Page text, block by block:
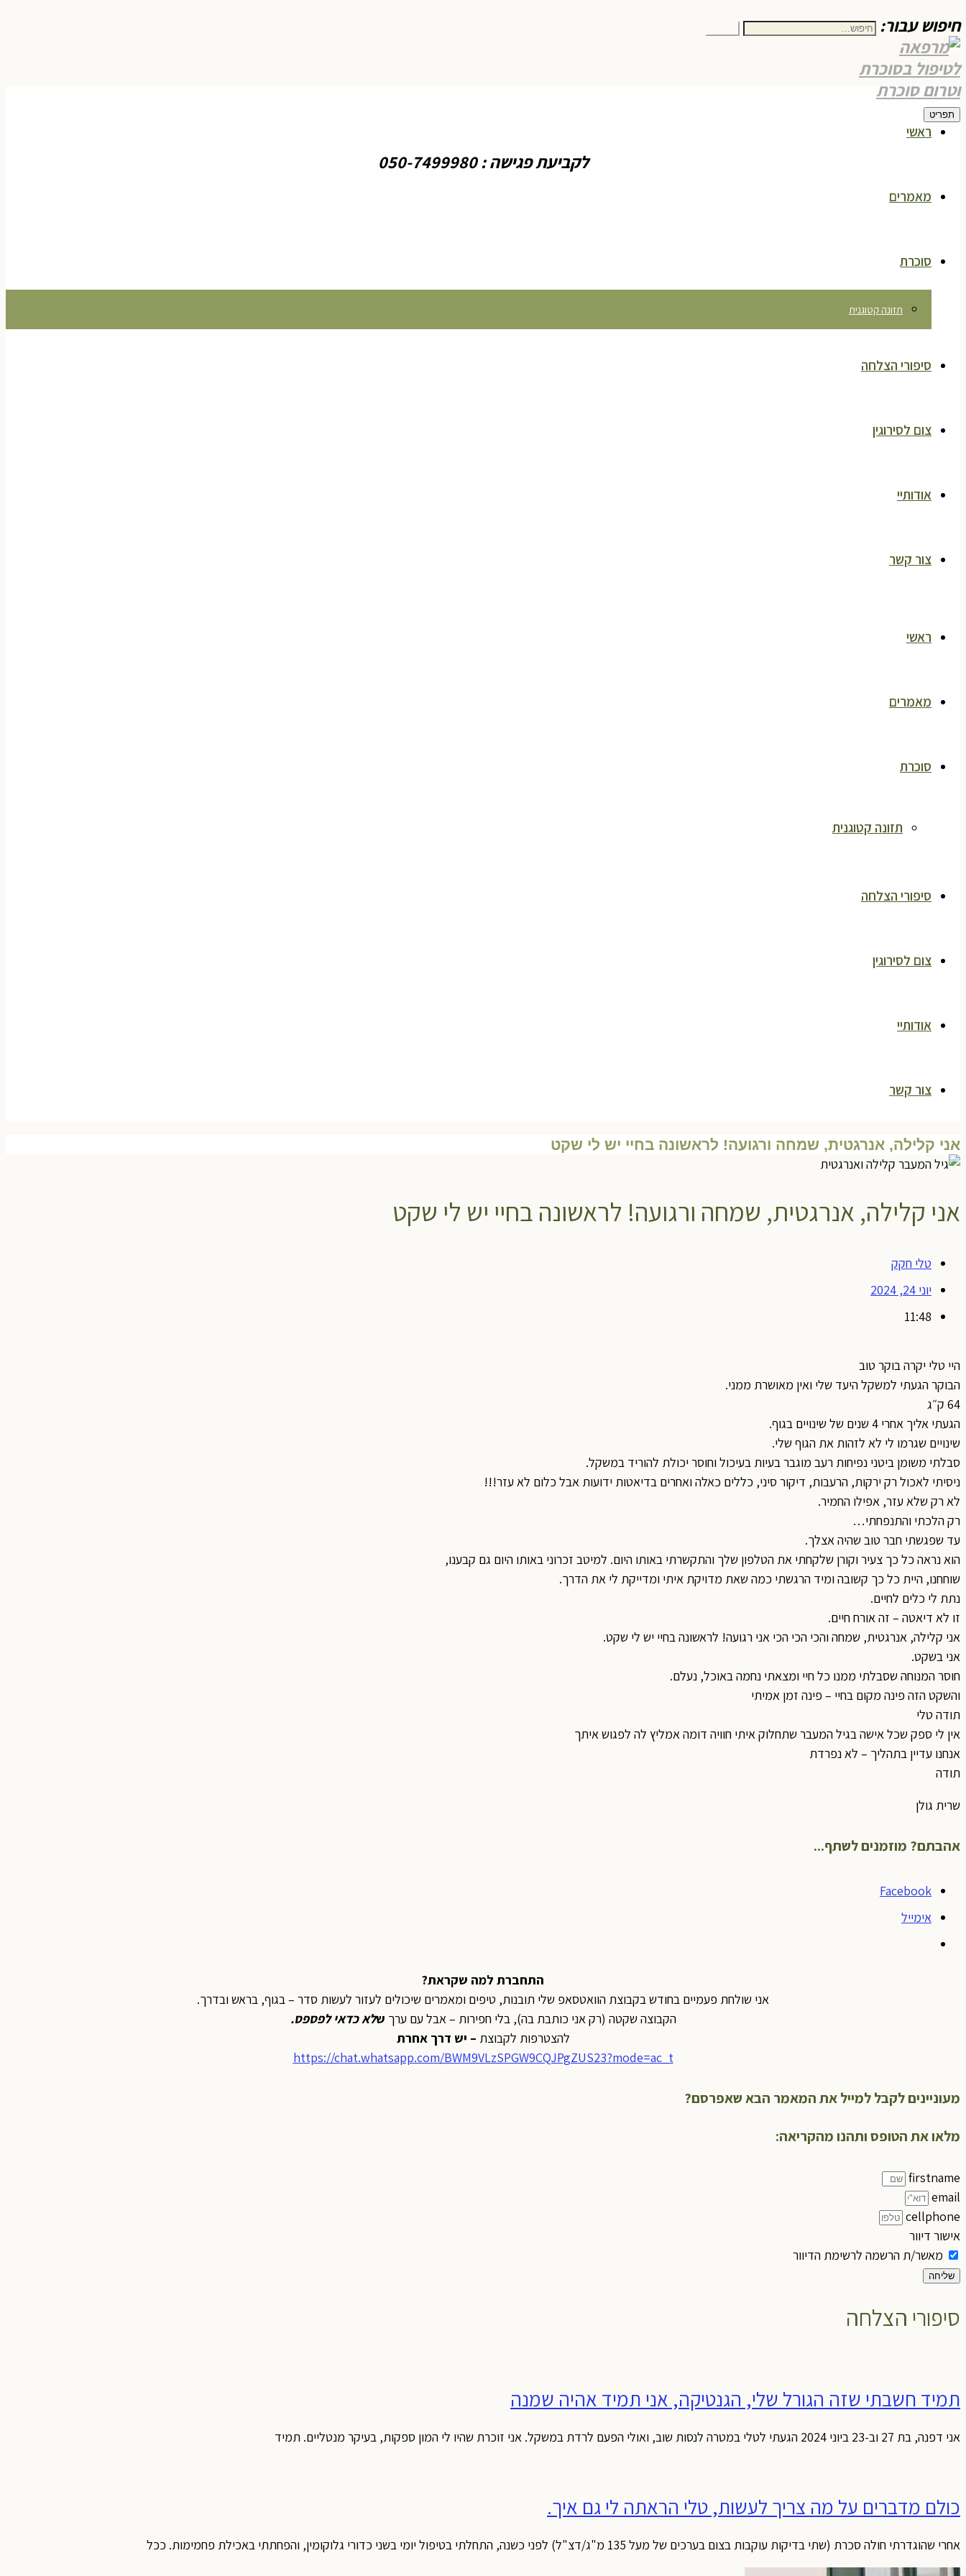
חיפוש עבור:
תפריט
לקביעת פגישה : 050-7499980
ראשי
מאמרים
סוכרת
תזונה קטוגנית
סיפורי הצלחה
צום לסירוגין
אודותיי
צור קשר
ראשי
מאמרים
סוכרת
תזונה קטוגנית
סיפורי הצלחה
צום לסירוגין
אודותיי
צור קשר
אני קלילה, אנרגטית, שמחה ורגועה! לראשונה בחיי יש לי שקט
אני קלילה, אנרגטית, שמחה ורגועה! לראשונה בחיי יש לי שקט
טלי חקק
יוני 24, 2024
11:48
היי טלי יקרה בוקר טוב
הבוקר הגעתי למשקל היעד שלי ואין מאושרת ממני.
64 ק״ג
הגעתי אליך אחרי 4 שנים של שינויים בגוף.
שינויים שגרמו לי לא לזהות את הגוף שלי.
סבלתי משומן ביטני נפיחות רעב מוגבר בעיות בעיכול וחוסר יכולת להוריד במשקל.
ניסיתי לאכול רק ירקות, הרעבות, דיקור סיני, כללים כאלה ואחרים בדיאטות ידועות אבל כלום לא עזר!!!
לא רק שלא עזר, אפילו החמיר.
רק הלכתי והתנפחתי…
עד שפגשתי חבר טוב שהיה אצלך.
הוא נראה כל כך צעיר וקורן שלקחתי את הטלפון שלך והתקשרתי באותו היום. למיטב זכרוני באותו היום גם קבענו,
שוחחנו, היית כל כך קשובה ומיד הרגשתי כמה שאת מדויקת איתי ומדייקת לי את הדרך.
נתת לי כלים לחיים.
זו לא דיאטה – זה אורח חיים.
אני קלילה, אנרגטית, שמחה והכי הכי הכי אני רגועה! לראשונה בחיי יש לי שקט.
אני בשקט.
חוסר המנוחה שסבלתי ממנו כל חיי ומצאתי נחמה באוכל, נעלם.
והשקט הזה פינה מקום בחיי – פינה זמן אמיתי
תודה טלי
אין לי ספק שכל אישה בגיל המעבר שתחלוק איתי חוויה דומה אמליץ לה לפגוש איתך
אנחנו עדיין בתהליך – לא נפרדת
תודה
שרית גולן
אהבתם? מוזמנים לשתף...
Facebook
אימייל
התחברת למה שקראת?
אני שולחת פעמיים בחודש בקבוצת הוואטסאפ שלי תובנות, טיפים ומאמרים שיכולים לעזור לעשות סדר – בגוף, בראש ובדרך.
הקבוצה שקטה (רק אני כותבת בה), בלי חפירות – אבל עם ערך שלא כדאי לפספס.
להצטרפות לקבוצת – יש דרך אחרת
https://chat.whatsapp.com/BWM9VLzSPGW9CQJPgZUS23?mode=ac_t
מעוניינים לקבל למייל את המאמר הבא שאפרסם?
מלאו את הטופס ותהנו מהקריאה:
firstname
email
cellphone
אישור דיוור
מאשר/ת הרשמה לרשימת הדיוור
שליחה
סיפורי הצלחה
תמיד חשבתי שזה הגורל שלי, הגנטיקה, אני תמיד אהיה שמנה
אני דפנה, בת 27 וב-23 ביוני 2024 הגעתי לטלי במטרה לנסות שוב, ואולי הפעם לרדת במשקל. אני זוכרת שהיו לי המון ספקות, בעיקר מנטליים. תמיד
כולם מדברים על מה צריך לעשות, טלי הראתה לי גם איך.
אחרי שהוגדרתי חולה סכרת (שתי בדיקות עוקבות בצום בערכים של מעל 135 מ"ג/דצ"ל) לפני כשנה, התחלתי בטיפול יומי בשני כדורי גלוקומין, והפחתתי באכילת פחמימות. ככל